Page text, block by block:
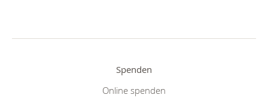
Spenden
Online spenden